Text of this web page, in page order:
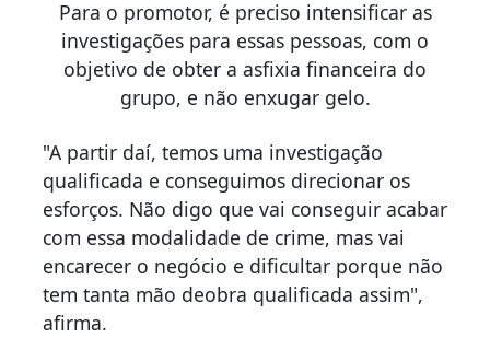
Para o promotor, é preciso intensificar as
investigações para essas pessoas, com o
objetivo de obter a asfixia financeira do
grupo, e não enxugar gelo.
"A partir daí, temos uma investigação
qualificada e conseguimos direcionar os
esforços. Não digo que vai conseguir acabar
com essa modalidade de crime, mas vai
encarecer o negócio e dificultar porque não
tem tanta mão deobra qualificada assim",
afirma.